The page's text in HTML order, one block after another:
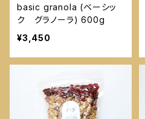
basic granola (ベーシッ
ク グラノーラ) 600g
¥3,450